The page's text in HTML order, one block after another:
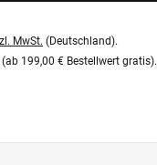
MwSt. (Deutschland).
(ab 199,00 € Bestellwert gratis).